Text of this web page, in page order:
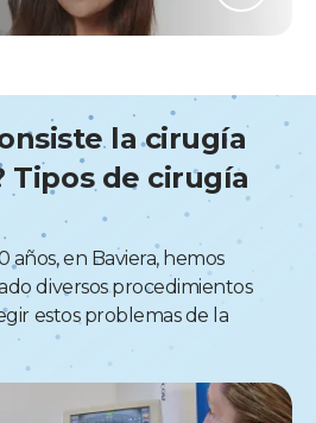
la cirugía
Tipos de cirugía
años, en Baviera, hemos
diversos procedimientos
estos problemas de la